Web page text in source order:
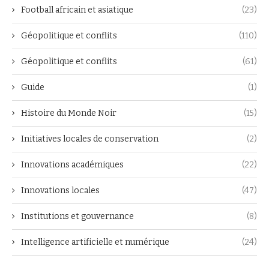
Football africain et asiatique (23)
Géopolitique et conflits (110)
Géopolitique et conflits (61)
Guide (1)
Histoire du Monde Noir (15)
Initiatives locales de conservation (2)
Innovations académiques (22)
Innovations locales (47)
Institutions et gouvernance (8)
Intelligence artificielle et numérique (24)